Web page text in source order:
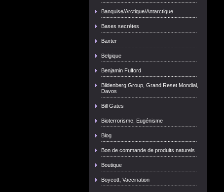
Banquise/Arctique/Antarctique
Bases secrètes
Baxter
Belgique
Benjamin Fulford
Bildenberg Group, Grand Reset Mondial,
Davos
Bill Gates
Bioterrorisme, Eugénisme
Blog
Bon de commande de produits naturels
Boutique
Boycott, Vaccination